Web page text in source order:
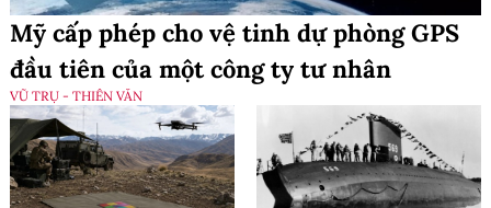
Mỹ cấp phép cho vệ tinh dự phòng GPS
đầu tiên của một công ty tư nhân
VŨ TRỤ - THIÊN VĂN